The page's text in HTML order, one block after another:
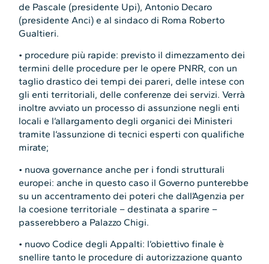
de Pascale (presidente Upi), Antonio Decaro
(presidente Anci) e al sindaco di Roma Roberto
Gualtieri.
• procedure più rapide: previsto il dimezzamento dei
termini delle procedure per le opere PNRR, con un
taglio drastico dei tempi dei pareri, delle intese con
gli enti territoriali, delle conferenze dei servizi. Verrà
inoltre avviato un processo di assunzione negli enti
locali e l’allargamento degli organici dei Ministeri
tramite l’assunzione di tecnici esperti con qualifiche
mirate;
• nuova governance anche per i fondi strutturali
europei: anche in questo caso il Governo punterebbe
su un accentramento dei poteri che dall’Agenzia per
la coesione territoriale – destinata a sparire –
passerebbero a Palazzo Chigi.
• nuovo Codice degli Appalti: l’obiettivo finale è
snellire tanto le procedure di autorizzazione quanto